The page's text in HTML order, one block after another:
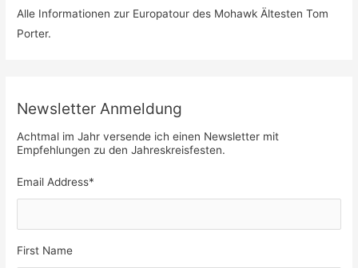
Alle Informationen zur Europatour des Mohawk Ältesten Tom
Porter.
Newsletter Anmeldung
Achtmal im Jahr versende ich einen Newsletter mit
Empfehlungen zu den Jahreskreisfesten.
Email Address*
First Name